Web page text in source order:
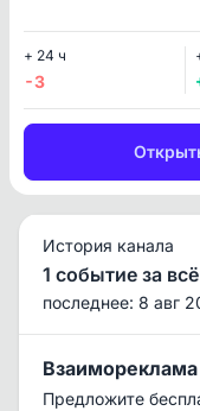
+ 24 ч
-3
История канала
1 событие за
последнее: 8 авг
Взаимореклама
Предложите